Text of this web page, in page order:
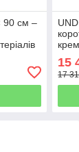
90 см –
15
17